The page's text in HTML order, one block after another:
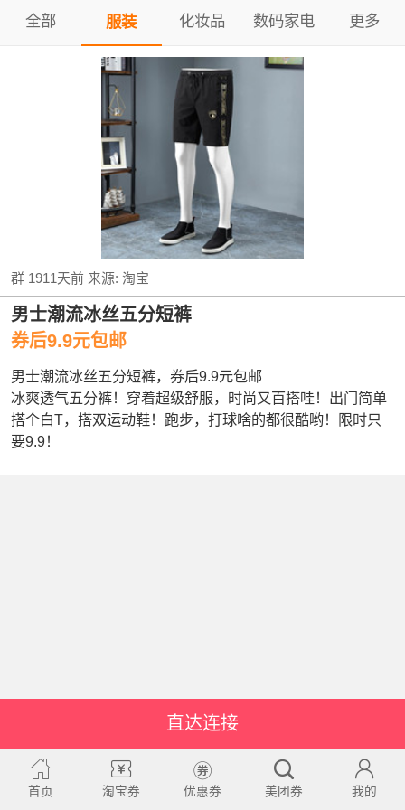
全部 服装 化妆品 数码家电 更多
群 1911天前来源:淘宝
男士潮流冰丝五分短裤
券后9.9元包邮
男士潮流冰丝五分短裤，券后9.9元包邮
冰爽透气五分裤！穿着超级舒服，时尚又百搭哇！出门简单
搭个白T，搭双运动鞋！跑步，打球啥的都很酷哟！限时只
要9.9！
直达连接
首页 淘宝券 优惠券 美团券 我的